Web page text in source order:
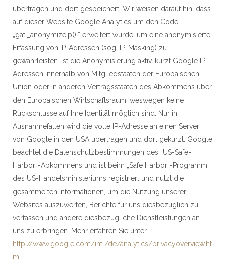
übertragen und dort gespeichert. Wir weisen darauf hin, dass
auf dieser Website Google Analytics um den Code
„gat._anonymizeIp();“ erweitert wurde, um eine anonymisierte
Erfassung von IP-Adressen (sog. IP-Masking) zu
gewährleisten. Ist die Anonymisierung aktiv, kürzt Google IP-
Adressen innerhalb von Mitgliedstaaten der Europäischen
Union oder in anderen Vertragsstaaten des Abkommens über
den Europäischen Wirtschaftsraum, weswegen keine
Rückschlüsse auf Ihre Identität möglich sind. Nur in
Ausnahmefällen wird die volle IP-Adresse an einen Server
von Google in den USA übertragen und dort gekürzt. Google
beachtet die Datenschutzbestimmungen des „US-Safe-
Harbor“-Abkommens und ist beim „Safe Harbor“-Programm
des US-Handelsministeriums registriert und nutzt die
gesammelten Informationen, um die Nutzung unserer
Websites auszuwerten, Berichte für uns diesbezüglich zu
verfassen und andere diesbezügliche Dienstleistungen an
uns zu erbringen. Mehr erfahren Sie unter
http://www.google.com/intl/de/analytics/privacyoverview.ht
ml